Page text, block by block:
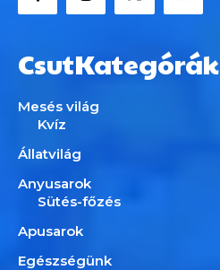
CsutKategórák
Mesés világ
Kvíz
Állatvilág
Anyusarok
Sütés-főzés
Apusarok
Egészségünk